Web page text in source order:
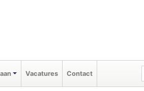
Vacatures Contact